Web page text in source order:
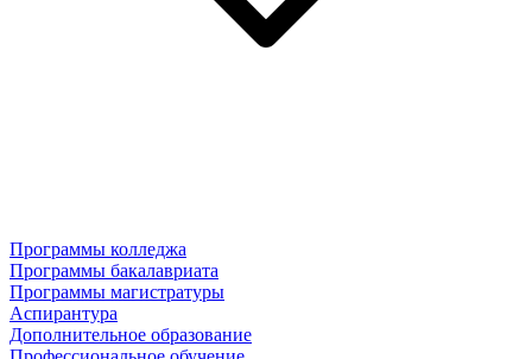
Программы колледжа
Программы бакалавриата
Программы магистратуры
Аспирантура
Дополнительное образование